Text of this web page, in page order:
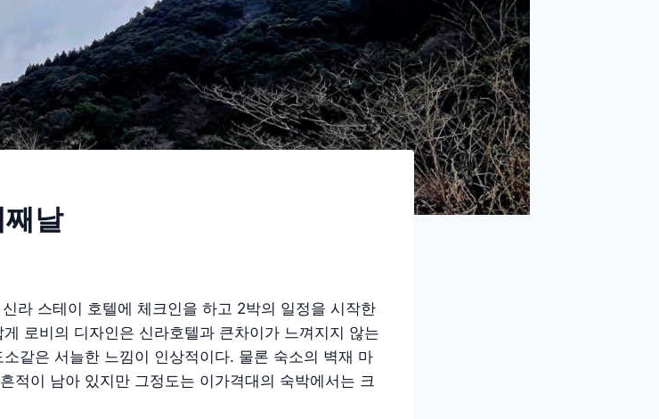
날
라 스테이 호텔에 체크인을 하고 2박의 일정을 시작한
로비의 디자인은 신라호텔과 큰차이가 느껴지지 않는
같은 서늘한 느낌이 인상적이다. 물론 숙소의 벽재 마
적이 남아 있지만 그정도는 이가격대의 숙박에서는 크